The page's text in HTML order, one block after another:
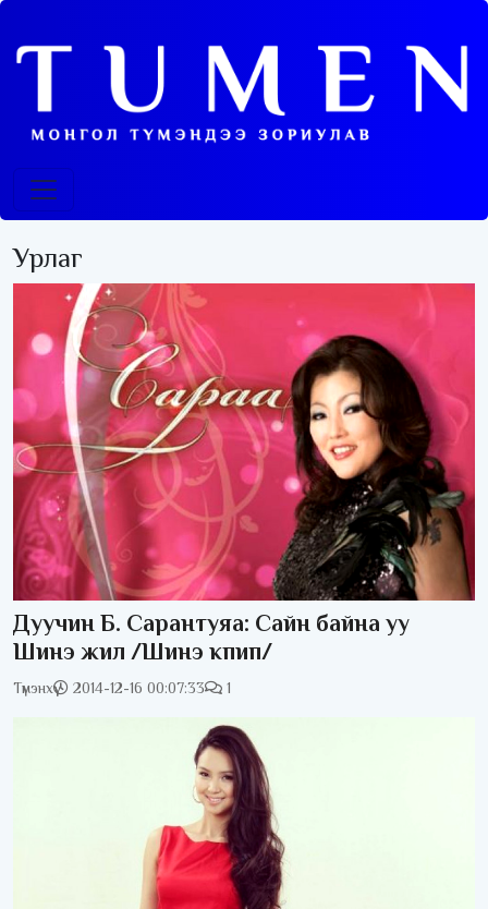
Урлаг
Дуучин Б. Сарантуяа: Сайн байна уу
Шинэ жил /Шинэ кпип/
Түмэнхүү 2014-12-16 00:07:33 1